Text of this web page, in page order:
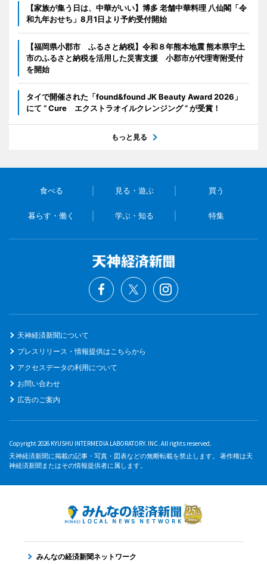
【家族が集う日は、中華がいい】博多 老舗中華料理 八仙閣「令
和九年おせち」8月1日より予約受付開始
【福岡県小郡市 ふるさと納税】令和８年熊本地震 熊本県宇土
市のふるさと納税を活用した災害支援 小郡市が代理寄附受付
を開始
タイで開催された「found&found JK Beauty Award 2026」
にて “ Cure エクストラオイルクレンジング ” が受賞！
もっと見る
食べる 見る・遊ぶ 買う
暮らす・働く 学ぶ・知る 特集
天神経済新聞について
プレスリリース・情報提供はこちらから
アクセスデータの利用について
お問い合わせ
広告のご案内
Copyright 2026 KYUSHU INTERMEDIA LABORATORY. INC. All rights reserved.
天神経済新聞に掲載の記事・写真・図表などの無断転載を禁止します。 著作権は天
神経済新聞またはその情報提供者に属します。
みんなの経済新聞ネットワーク